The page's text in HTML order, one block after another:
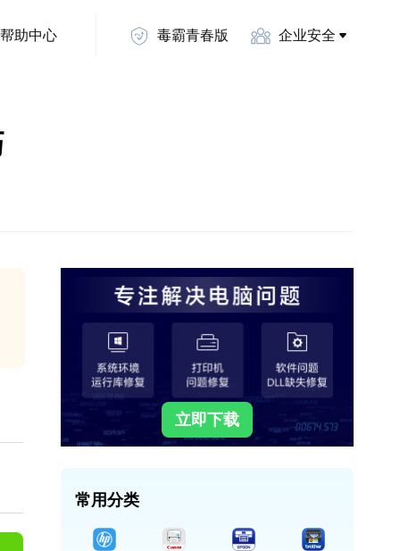
帮助中心 毒霸青春版 企业安全
立即下载
常用分类